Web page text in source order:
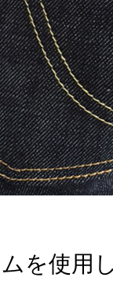
を使用